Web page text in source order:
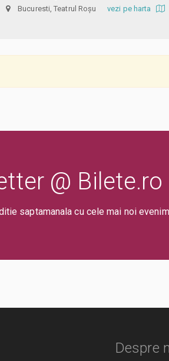
Bucuresti, Teatrul Roșu vezi pe harta
@ Bilete.ro
saptamanala cu cele mai noi
Despre